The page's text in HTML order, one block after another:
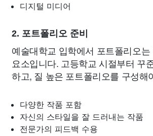
디지털 미디어
2. 포트폴리오 준비
예술대학교 입학에서 포트폴리오
요소입니다. 고등학교 시절부터 꾸
하고, 질 높은 포트폴리오를 구성해
다양한 작품 포함
자신의 스타일을 잘 드러내는 작품
전문가의 피드백 수용